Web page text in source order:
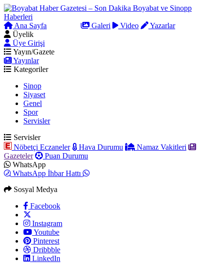
Ana Sayfa Galeri Video
Yazarlar
Üyelik
Üye Girişi
Yayın/Gazete
Yayınlar
Kategoriler
Sinop
Siyaset
Genel
Spor
Servisler
Servisler
Nöbetçi Eczaneler
Hava Durumu
Namaz Vakitleri
Gazeteler
Puan Durumu
WhatsApp
WhatsApp İhbar Hattı
Sosyal Medya
Facebook
Instagram
Youtube
Pinterest
Dribbble
LinkedIn